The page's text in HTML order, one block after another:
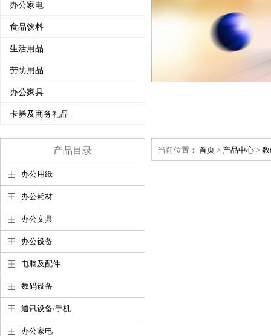
办公家电
食品饮料
生活用品
劳防用品
办公家具
卡券及商务礼品
产品目录
办公用纸
办公耗材
办公文具
办公设备
电脑及配件
数码设备
通讯设备/手机
办公家电
当前位置： 首页 > 产品中心 >